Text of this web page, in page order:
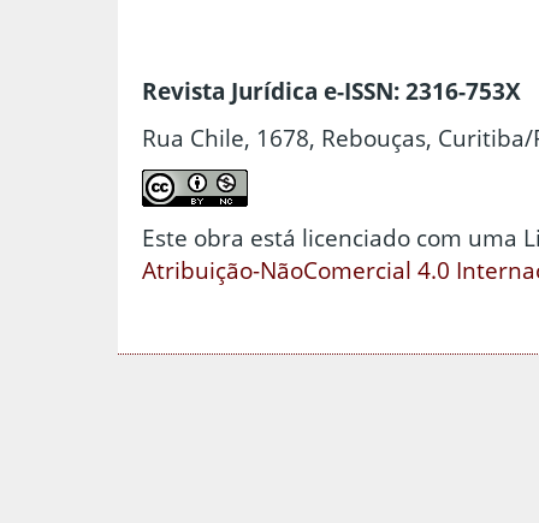
Revista Jurídica e-ISSN: 2316-753X
Rua Chile, 1678, Rebouças, Curitiba/
Este obra está licenciado com uma
Atribuição-NãoComercial 4.0